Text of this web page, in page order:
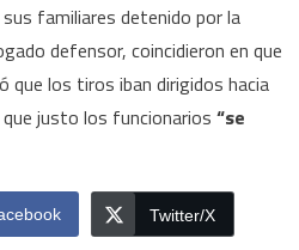
familiares detenido por la
defensor, coincidieron en que
que los tiros iban dirigidos hacia
justo los funcionarios “se
Twitter/X